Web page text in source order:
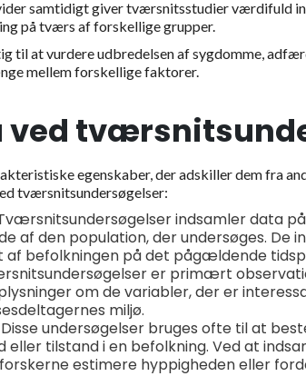
samtidigt giver tværsnitsstudier værdifuld
på tværs af forskellige grupper.
til at vurdere udbredelsen af sygdomme,
mellem forskellige faktorer.
egenskaber, der adskiller dem fra
tværsnitsundersøgelser:
indsamler data
af den population, der undersøges. De
befolkningen på det pågældende
er primært
om de variabler, der er
miljø.
Disse undersøgelser bruges ofte til at
tilstand i en befolkning. Ved at
estimere hyppigheden eller